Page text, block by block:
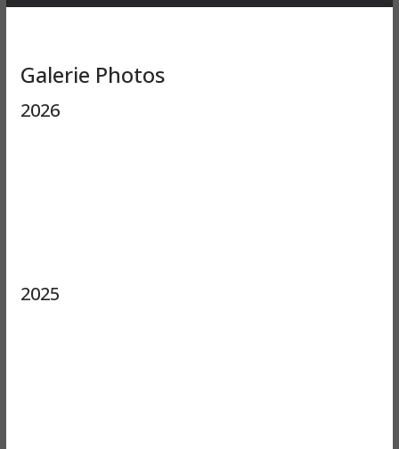
Galerie Photos
2026
2025